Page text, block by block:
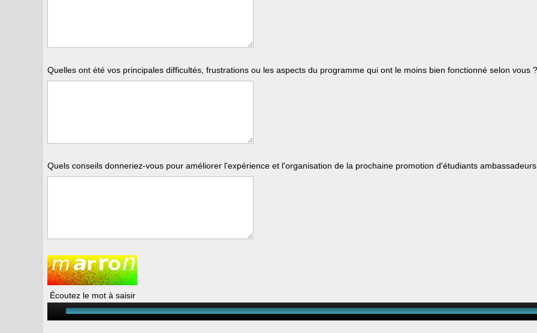
Quelles ont été vos principales difficultés, frustrations ou les aspects du programme qui ont le moins bien fonctionné selon vous
Quels conseils donneriez-vous pour améliorer l'expérience et l'organisation de la prochaine promotion d'étudiants
Écoutez le mot à saisir